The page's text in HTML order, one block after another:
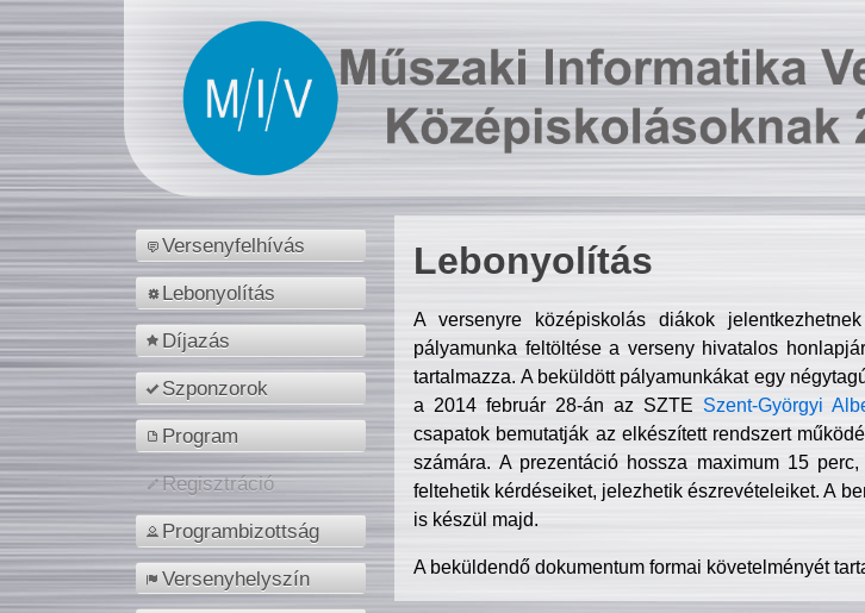
Versenyfelhívás
Lebonyolítás
Díjazás
Szponzorok
Program
Regisztráció
Programbizottság
Versenyhelyszín
Lebonyolítás
A versenyre középiskolás diákok
pályamunka feltöltése a verseny hivatalos
tartalmazza. A beküldött pályamunkákat egy
a 2014 február 28-án az SZTE Szent-Györgyi
csapatok bemutatják az elkészített rendszert
számára. A prezentáció hossza maximum 15
feltehetik kérdéseiket, jelezhetik észrevételeiket. A
is készül majd.
A beküldendő dokumentum formai követelményét